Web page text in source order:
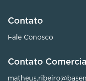
Contato
Fale Conosco
Contato Comercial